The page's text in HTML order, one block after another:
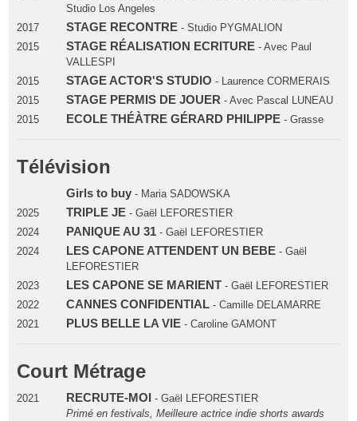
Studio Los Angeles
2017
STAGE RECONTRE- Studio PYGMALION
2015
STAGE RÉALISATION ECRITURE- Avec Paul
VALLESPI
2015
STAGE ACTOR'S STUDIO - Laurence CORMERAIS
2015
STAGE PERMIS DE JOUER - Avec Pascal LUNEAU
2015
ECOLE THÉÀTRE GÉRARD PHILIPPE- Grasse
Télévision
Girls to buy- Maria SADOWSKA
2025
TRIPLE JE- Gaël LEFORESTIER
2024
PANIQUE AU 31- Gaël LEFORESTIER
2024
LES CAPONE ATTENDENT UN BEBE- Gaël
LEFORESTIER
2023
LES CAPONE SE MARIENT- Gaël LEFORESTIER
2022
CANNES CONFIDENTIAL- Camille DELAMARRE
2021
PLUS BELLE LA VIE- Caroline GAMONT
Court Métrage
2021 RECRUTE-MOI - Gaël LEFORESTIER
Primé en festivals, Meilleure actrice indie shorts awards